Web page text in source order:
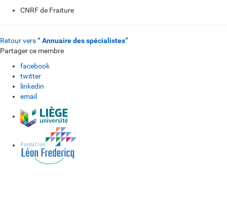
CNRF de Fraiture
Retour vers“ Annuaire des spécialistes”
Partager ce membre
facebook
twitter
linkedin
email